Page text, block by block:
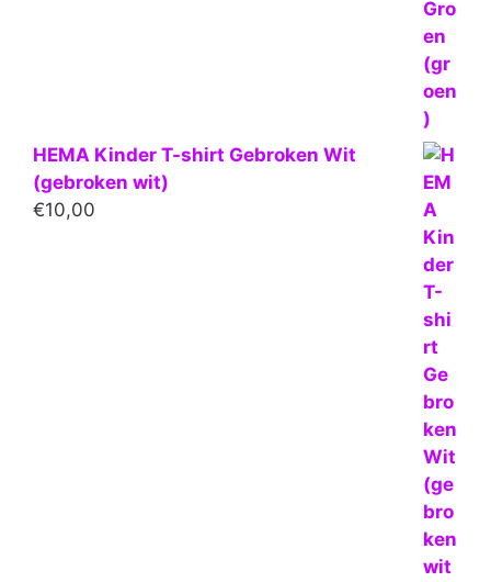
HEMA Kinder T-shirt Gebroken Wit
(gebroken wit)
€10,00